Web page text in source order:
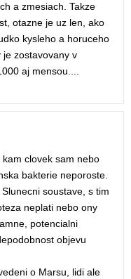
a zmesiach. Takze
otazne je uz len, ako
kysleho a horuceho
zostavovany v
aj mensou....
clovek sam nebo
bakterie neporoste.
soustave, s tim
neplati nebo ony
potencialni
objevu
o Marsu, lidi ale